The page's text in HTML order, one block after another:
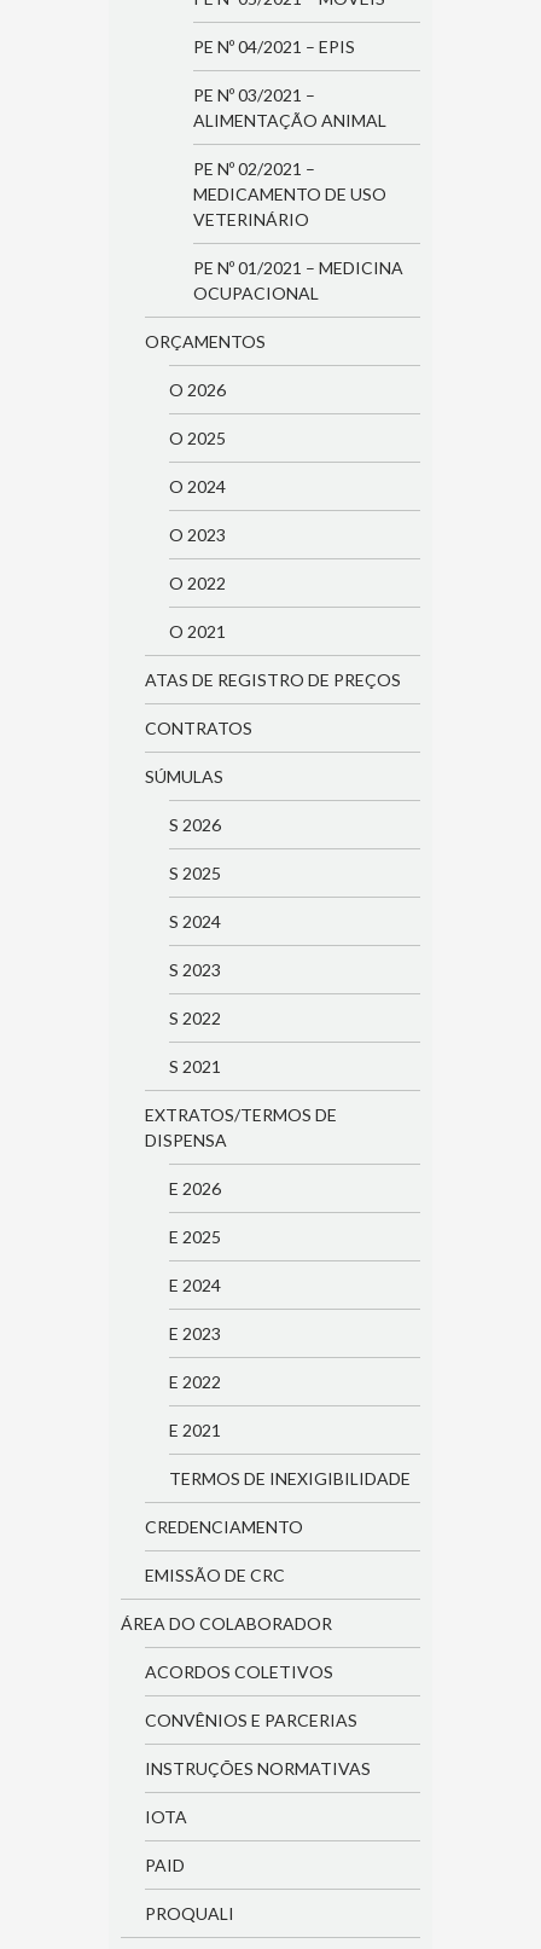
PE Nº 04/2021 – EPIS
PE Nº 03/2021 –
ALIMENTAÇÃO ANIMAL
PE Nº 02/2021 –
MEDICAMENTO DE USO
VETERINÁRIO
PE Nº 01/2021 – MEDICINA
OCUPACIONAL
ORÇAMENTOS
O 2026
O 2025
O 2024
O 2023
O 2022
O 2021
ATAS DE REGISTRO DE PREÇOS
CONTRATOS
SÚMULAS
S 2026
S 2025
S 2024
S 2023
S 2022
S 2021
EXTRATOS/TERMOS DE
DISPENSA
E 2026
E 2025
E 2024
E 2023
E 2022
E 2021
TERMOS DE INEXIGIBILIDADE
CREDENCIAMENTO
EMISSÃO DE CRC
ÁREA DO COLABORADOR
ACORDOS COLETIVOS
CONVÊNIOS E PARCERIAS
INSTRUÇÕES NORMATIVAS
IOTA
PAID
PROQUALI